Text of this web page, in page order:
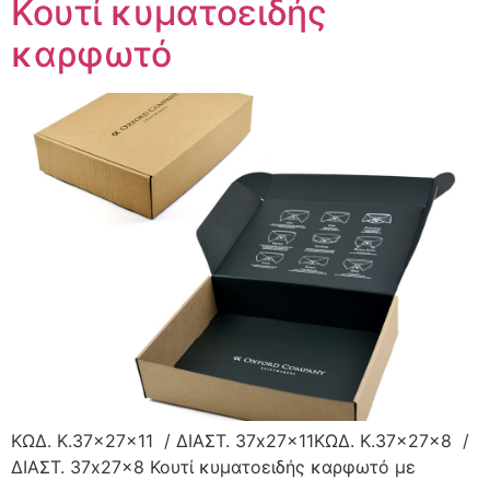
Κουτί κυματοειδής
καρφωτό
ΚΩΔ. K.37x27x11 / ΔΙΑΣΤ. 37x27x11ΚΩΔ. K.37x27x8 /
ΔΙΑΣΤ. 37x27x8 Κουτί κυματοειδής καρφωτό με